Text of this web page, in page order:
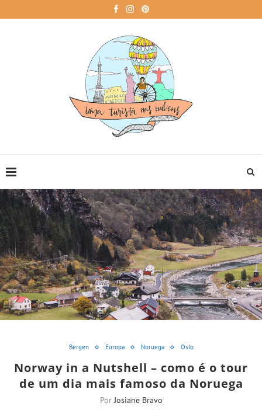
Bergen Europa Noruega Oslo
Norway in a Nutshell – como é o tour
de um dia mais famoso da Noruega
PorJosiane Bravo